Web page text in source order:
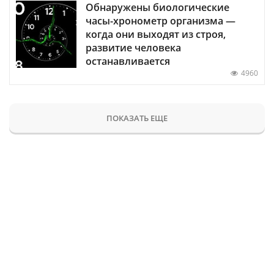
Обнаружены биологические
часы-хронометр организма —
когда они выходят из строя,
развитие человека
останавливается
4960
ПОКАЗАТЬ ЕЩЕ